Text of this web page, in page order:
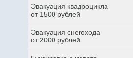
Эвакуация квадроцикла
от 1500 рублей
Эвакуация снегохода
от 2000 рублей